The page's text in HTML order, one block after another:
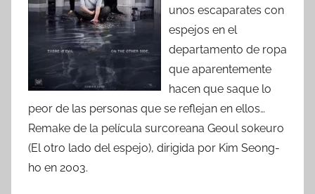
unos escaparates con
espejos en el
departamento de ropa
que aparentemente
hacen que saque lo
peor de las personas que se reflejan en ellos…
Remake de la película surcoreana Geoul sokeuro
(El otro lado del espejo), dirigida por Kim Seong-
ho en 2003.